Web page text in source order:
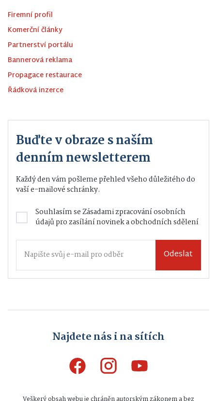
Firemní profil
Komerční články
Partnerství portálu
Bannerová reklama
Propagace restaurace
Řádková inzerce
Buďte v obraze s naším
denním newsletterem
Každý den vám pošleme přehled všeho důležitého do
vaší e-mailové schránky.
Souhlasím seZásadami zpracování osobních
údajůpro zasílání novinek a obchodních sdělení
Odeslat
Najdete nás i na sítích